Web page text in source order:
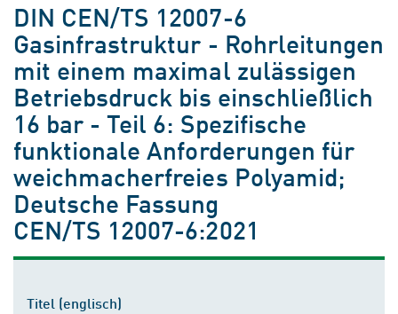
DIN CEN/TS 12007-6
Gasinfrastruktur - Rohrleitungen
mit einem maximal zulässigen
Betriebsdruck bis einschließlich
16 bar - Teil 6: Spezifische
funktionale Anforderungen für
weichmacherfreies Polyamid;
Deutsche Fassung
CEN/TS 12007-6:2021
Titel (englisch)